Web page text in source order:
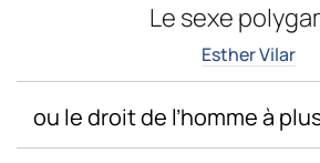
Le sexe
Esther Vilar
ou le droit de l’homme à